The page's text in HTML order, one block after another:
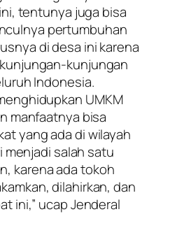
tentunya juga bisa
pertumbuhan
di desa ini karena
kunjungan
Indonesia.
UMKM
manfaatnya bisa
yang ada di wilayah
menjadi salah satu
karena ada tokoh
dilahirkan, dan
ini,” ucap Jenderal